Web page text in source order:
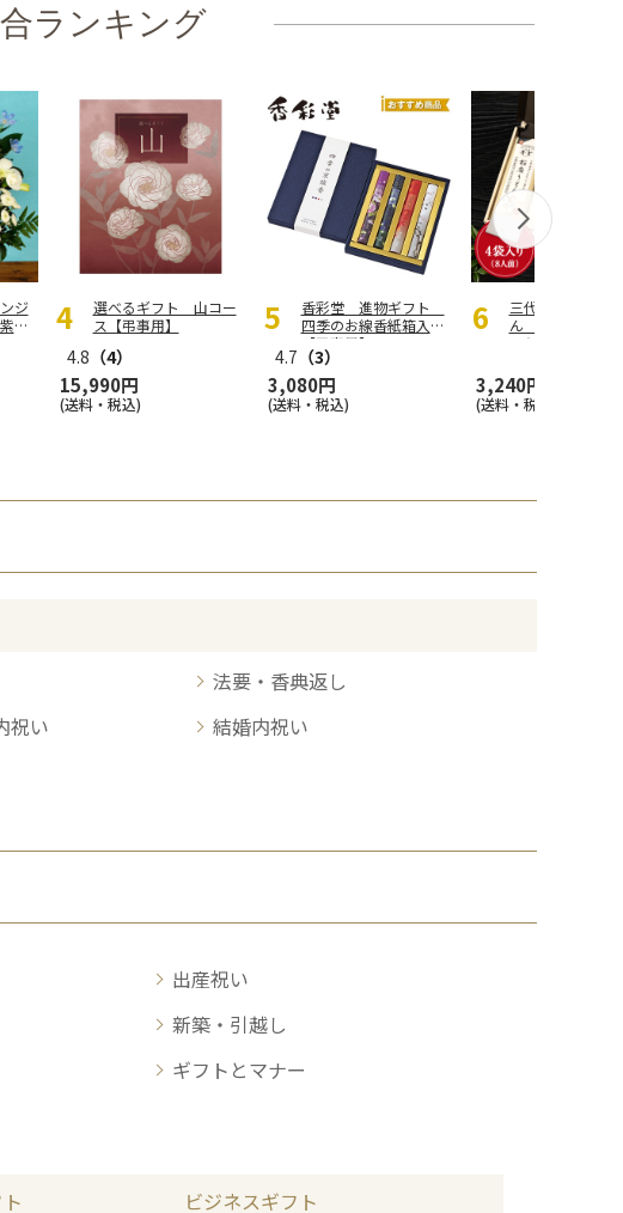
ランキング
ジ
系
選べるギフト 山コー
ス【弔事用】
4.8 （4）
15,990円
(送料・税込)
香彩堂 進物ギフト
四季のお線香紙箱入
【弔事用】
4.7 （3）
3,080円
(送料・税込)
三代目秀吉 稲庭
ん 贈答
入り(8人前)
3,240円
(送料・税込)
法要・香典返し
祝い
結婚内祝い
出産祝い
新築・引越し
ギフトとマナー
ビジネスギフト